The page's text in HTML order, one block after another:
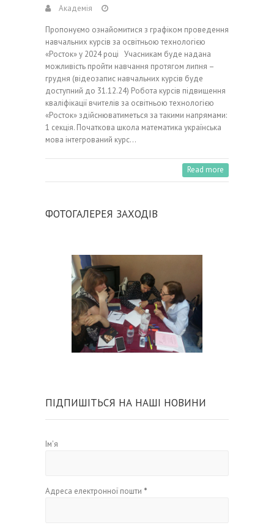
Академія
Пропонуємо ознайомитися з графіком проведення
навчальних курсів за освітньою технологією
«Росток» у 2024 році Учасникам буде надана
можливість пройти навчання протягом липня –
грудня (відеозапис навчальних курсів буде
доступний до 31.12.24) Робота курсів підвищення
кваліфікації вчителів за освітньою технологією
«Росток» здійснюватиметься за такими напрямами:
1 секція. Початкова школа математика українська
мова інтегрований курс…
Read more
ФОТОГАЛЕРЕЯ ЗАХОДІВ
ПІДПИШІТЬСЯ НА НАШІ НОВИНИ
Ім'я
Адреса електронної пошти *